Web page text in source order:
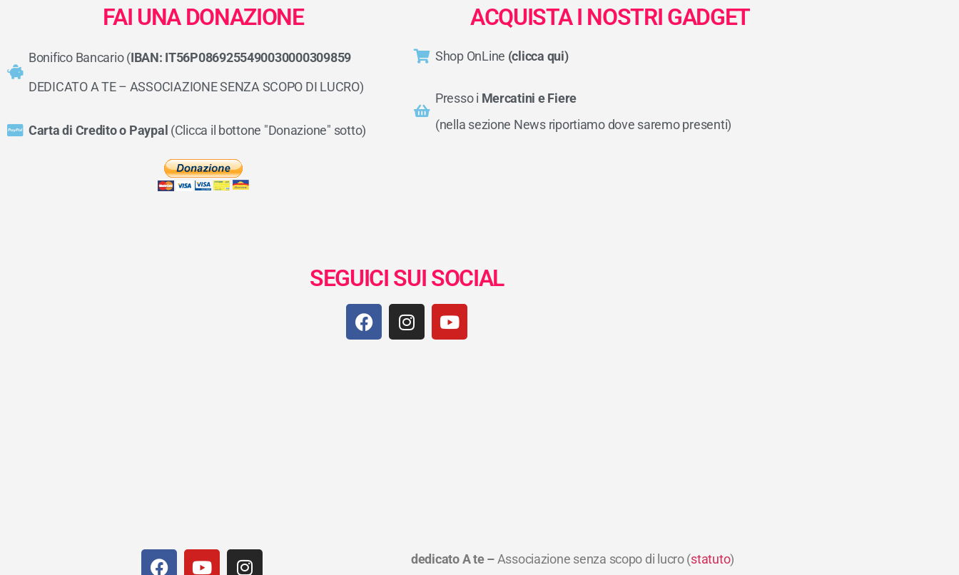
FAI UNA DONAZIONE
Bonifico Bancario (IBAN: IT56P0869255490030000309859
DEDICATO A TE – ASSOCIAZIONE SENZA SCOPO DI LUCRO)
Carta di Credito o Paypal (Clicca il bottone "Donazione" sotto)
ACQUISTA I NOSTRI GADGET
Shop OnLine (clicca qui)
Presso i Mercatini e Fiere
(nella sezione News riportiamo dove saremo presenti)
SEGUICI SUI SOCIAL
dedicato A te –Associazione senza scopo di lucro (statuto)